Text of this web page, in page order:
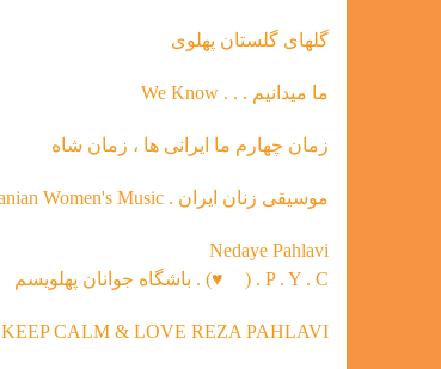
گلهاى گلستان پهلوى
ما ميدانيم . . . We Know
زمان چهارم ما ايرانى ها ، زمان شاه
موسیقی‌ زنان ایران . heart emoticon . Iranian Women's Music
Nedaye Pahlavi
P . Y . C . (
♥) . باشگاه جوانان پهلویسم
KEEP CALM & LOVE REZA PAHLAVI